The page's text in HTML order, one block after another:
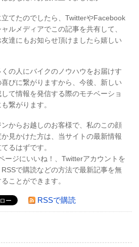
立てたのでしたら、TwitterやFacebook
ルメディアでこの記事を共有して、
達にもお知らせ頂けましたら嬉しい
の人にバイクのノウハウをお届けす
喜びに繋がりますから、今後、新しい
て情報を発信する際のモチベーショ
繋がります。
からお越しのお客様で、私のこの顔
見かけた方は、当サイトの最新情報
るはずです。
ージにいいね！、Twitterアカウントを
で購読などの方法で最新記事を無
ことができます。
RSSで購読